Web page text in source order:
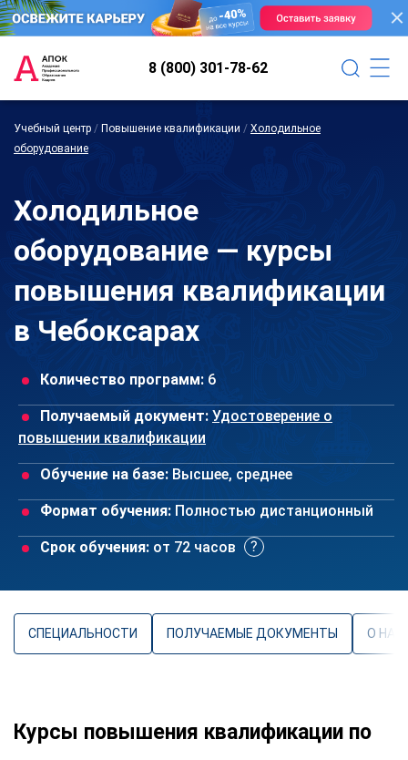
8 (800) 301-78-62
Учебный центр / Повышение квалификации / Холодильное
оборудование
Холодильное
оборудование — курсы
повышения квалификации
в Чебоксарах
Количество программ: 6
Получаемый документ: Удостоверение о
повышении квалификации
Обучение на базе: Высшее, среднее
Формат обучения: Полностью дистанционный
Срок обучения: от 72 часов
СПЕЦИАЛЬНОСТИ ПОЛУЧАЕМЫЕ ДОКУМЕНТЫ О
Курсы повышения квалификации по